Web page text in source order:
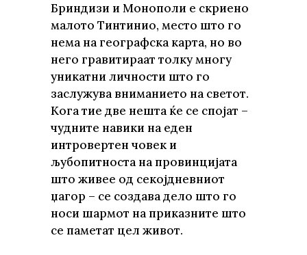
Бриндизи и Монополи е скриено
малото Тинтинио, место што го
нема на географска карта, но во
него гравитираат толку многу
уникатни личности што го
заслужува вниманието на светот.
Кога тие две нешта ќе се спојат –
чудните навики на еден
интровертен човек и
љубопитноста на провинцијата
што живее од секојдневниот
џагор – се создава дело што го
носи шармот на приказните што
се паметат цел живот.